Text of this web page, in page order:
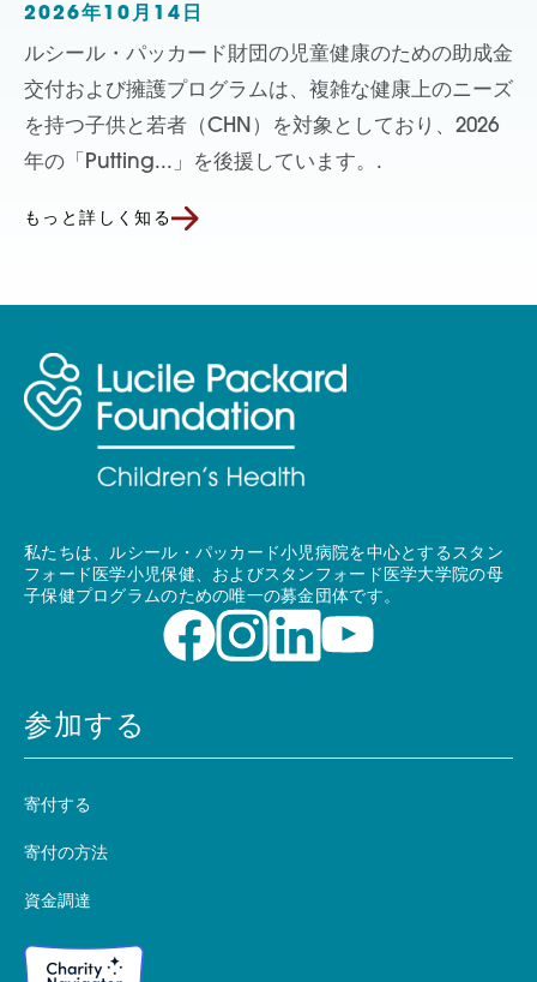
2026年10月14日
ルシール・パッカード財団の児童健康のための助成金
交付および擁護プログラムは、複雑な健康上のニーズ
を持つ子供と若者（CHN）を対象としており、2026
年の「Putting...」を後援しています。.
もっと詳しく知る
私たちは、ルシール・パッカード小児病院を中心とするスタン
フォード医学小児保健、およびスタンフォード医学大学院の母
子保健プログラムのための唯一の募金団体です。
参加する
寄付する
寄付の方法
資金調達